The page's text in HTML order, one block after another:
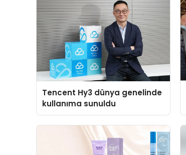
Tencent Hy3 dünya genelinde
kullanıma sunuldu